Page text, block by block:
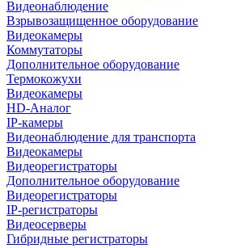
Видеонаблюдение
Взрывозащищенное оборудование
Видеокамеры
Коммутаторы
Дополнительное оборудование
Термокожухи
Видеокамеры
HD-Аналог
IP-камеры
Видеонаблюдение для транспорта
Видеокамеры
Видеорегистраторы
Дополнительное оборудование
Видеорегистраторы
IP-регистраторы
Видеосерверы
Гибридные регистраторы